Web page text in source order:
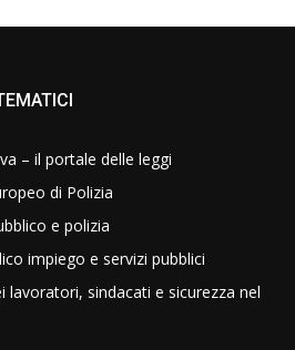
– il portale delle leggi
di Polizia
e polizia
impiego e servizi pubblici
lavoratori, sindacati e sicurezza nel